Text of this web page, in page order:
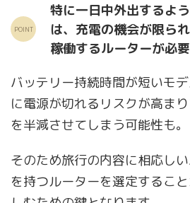
特に一日中外出するよ
は、充電の機会が限ら
稼働するルーターが必要
バッテリー持続時間が短いモ
に電源が切れるリスクが高ま
を半減させてしまう可能性も。
そのため旅行の内容に相応し
を持つルーターを選定するこ